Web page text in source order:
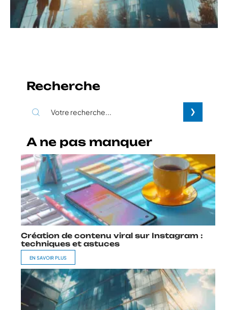
Recherche
A ne pas manquer
Création de contenu viral sur Instagram :
techniques et astuces
EN SAVOIR PLUS